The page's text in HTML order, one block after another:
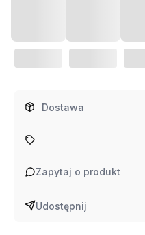
Dostawa
Zapytaj o produkt
Udostępnij